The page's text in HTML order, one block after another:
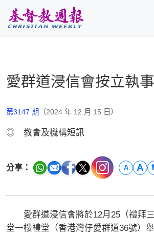
愛群道浸信會按立執
第3147 期 （2024 年 12 月 15 日）
◎ 教會及機構短訊
分享： A A
愛群道浸信會將於12月25（禮拜三
堂一樓禮堂（香港灣仔愛群道36號）